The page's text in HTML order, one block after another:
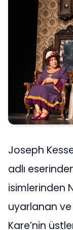
Joseph
adlı
isimlerinden
uyarlanan ve
Kare’nin